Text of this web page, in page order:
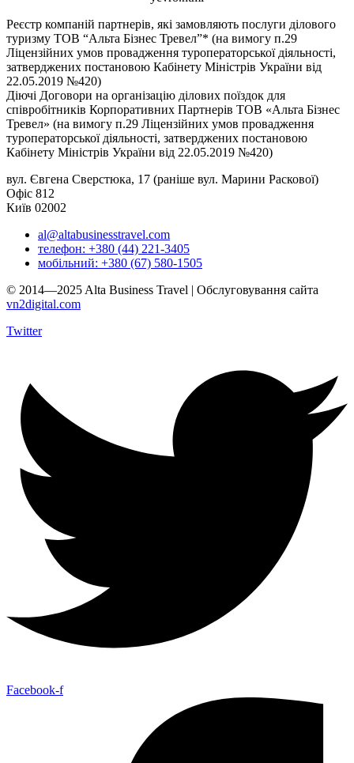
Реєстр компаній партнерів, які замовляють послуги ділового
туризму ТОВ “Альта Бізнес Тревел”* (на вимогу п.29
Ліцензійних умов провадження туроператорської діяльності,
затверджених постановою Кабінету Міністрів України від
22.05.2019 №420)
Діючі Договори на організацію ділових поїздок для
співробітників Корпоративних Партнерів ТОВ «Альта Бізнес
Тревел» (на вимогу п.29 Ліцензійних умов провадження
туроператорської діяльності, затверджених постановою
Кабінету Міністрів України від 22.05.2019 №420)
вул. Євгена Сверстюка, 17 (раніше вул. Марини Раскової)
Офіс 812
Київ 02002
al@altabusinesstravel.com
телефон: +380 (44) 221-3405
мобільний: +380 (67) 580-1505
© 2014—2025 Alta Business Travel | Обслуговування сайта
vn2digital.com
Twitter
Facebook-f